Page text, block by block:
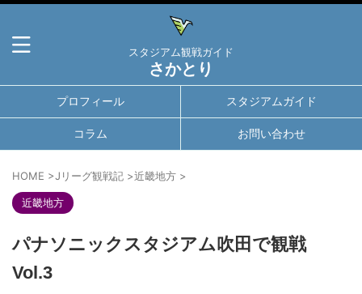
スタジアム観戦ガイド
さかとり
プロフィール スタジアムガイド
コラム お問い合わせ
HOME >Jリーグ観戦記 >近畿地方 >
近畿地方
パナソニックスタジアム吹田で観戦
Vol.3